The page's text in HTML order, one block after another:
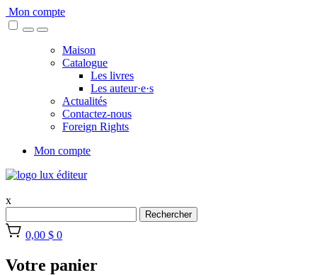
Skip
to
Mon compte
Maison
Catalogue
Les livres
Les auteur·e·s
Actualités
Contactez-nous
Foreign Rights
Mon compte
x
Rechercher
0,00 $ 0
Votre panier